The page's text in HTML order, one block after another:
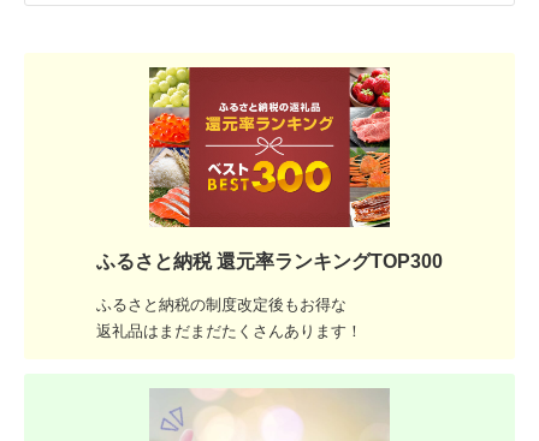
ふるさと納税 還元率ランキングTOP300
ふるさと納税の制度改定後もお得な
返礼品はまだまだたくさんあります！